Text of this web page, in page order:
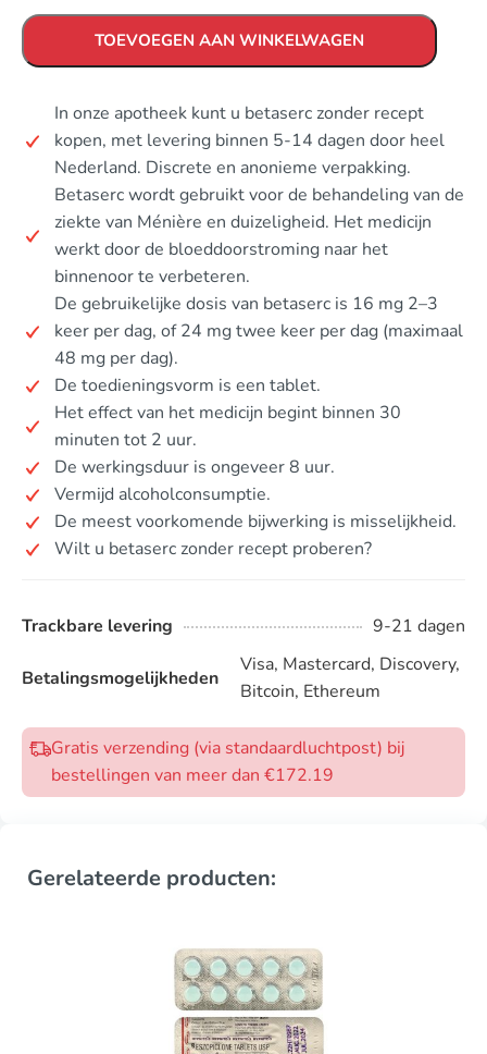
TOEVOEGEN AAN WINKELWAGEN
In onze apotheek kunt u betaserc zonder recept
kopen, met levering binnen 5-14 dagen door heel
Nederland. Discrete en anonieme verpakking.
Betaserc wordt gebruikt voor de behandeling van de
ziekte van Ménière en duizeligheid. Het medicijn
werkt door de bloeddoorstroming naar het
binnenoor te verbeteren.
De gebruikelijke dosis van betaserc is 16 mg 2–3
keer per dag, of 24 mg twee keer per dag (maximaal
48 mg per dag).
De toedieningsvorm is een tablet.
Het effect van het medicijn begint binnen 30
minuten tot 2 uur.
De werkingsduur is ongeveer 8 uur.
Vermijd alcoholconsumptie.
De meest voorkomende bijwerking is misselijkheid.
Wilt u betaserc zonder recept proberen?
Trackbare levering 9-21 dagen
Betalingsmogelijkheden
Visa, Mastercard, Discovery,
Bitcoin, Ethereum
Gratis verzending (via standaardluchtpost) bij
bestellingen van meer dan €172.19
Gerelateerde producten: